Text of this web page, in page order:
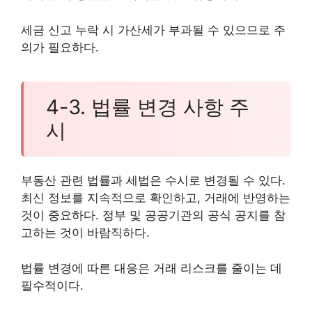
세금 신고 누락 시 가산세가 부과될 수 있으므로 주
의가 필요하다.
4-3. 법률 변경 사항 주
시
부동산 관련 법률과 세법은 수시로 변경될 수 있다.
최신 정보를 지속적으로 확인하고, 거래에 반영하는
것이 중요하다. 정부 및 공공기관의 공식 공지를 참
고하는 것이 바람직하다.
법률 변경에 따른 대응은 거래 리스크를 줄이는 데
필수적이다.